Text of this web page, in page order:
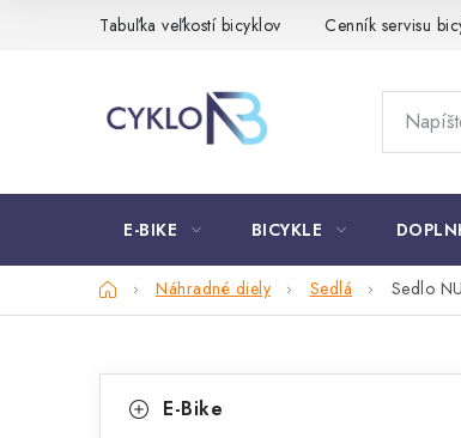
Tabuľka veľkostí bicyklov Cenník servisu
E-BIKE BICYKLE
DomovNáhradné diely Sedlá Sedlo
kategórieE-Bike